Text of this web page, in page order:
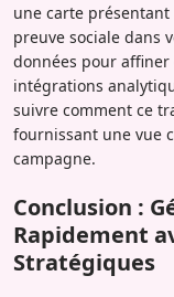
une carte
preuve sociale dans
données pour
intégrations
suivre comment ce
fournissant une vue
campagne.
Conclusion :
Rapidement
Stratégiques